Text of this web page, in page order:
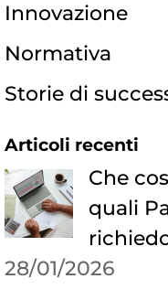
Innovazione
Normativa
Storie di
Articoli recenti
Che
quali
28/01/2026